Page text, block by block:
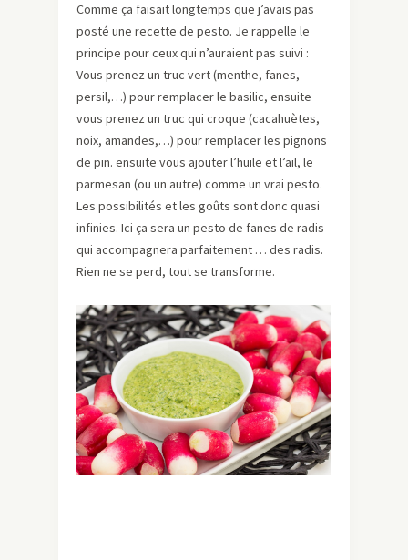
Comme ça faisait longtemps que j’avais pas
posté une recette de pesto. Je rappelle le
principe pour ceux qui n’auraient pas suivi :
Vous prenez un truc vert (menthe, fanes,
persil,…) pour remplacer le basilic, ensuite
vous prenez un truc qui croque (cacahuètes,
noix, amandes,…) pour remplacer les pignons
de pin. ensuite vous ajouter l’huile et l’ail, le
parmesan (ou un autre) comme un vrai pesto.
Les possibilités et les goûts sont donc quasi
infinies. Ici ça sera un pesto de fanes de radis
qui accompagnera parfaitement … des radis.
Rien ne se perd, tout se transforme.